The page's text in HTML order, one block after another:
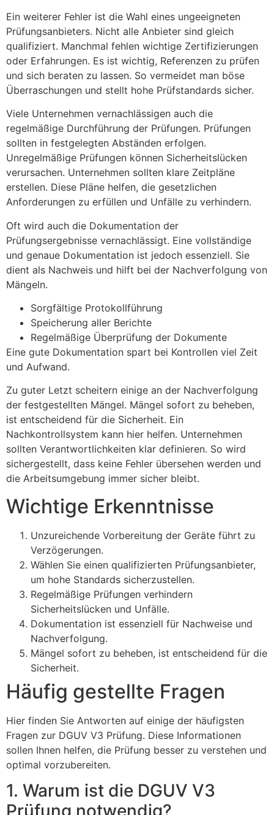
Ein weiterer Fehler ist die Wahl eines ungeeigneten
Prüfungsanbieters. Nicht alle Anbieter sind gleich
qualifiziert. Manchmal fehlen wichtige Zertifizierungen
oder Erfahrungen. Es ist wichtig, Referenzen zu prüfen
und sich beraten zu lassen. So vermeidet man böse
Überraschungen und stellt hohe Prüfstandards sicher.
Viele Unternehmen vernachlässigen auch die
regelmäßige Durchführung der Prüfungen. Prüfungen
sollten in festgelegten Abständen erfolgen.
Unregelmäßige Prüfungen können Sicherheitslücken
verursachen. Unternehmen sollten klare Zeitpläne
erstellen. Diese Pläne helfen, die gesetzlichen
Anforderungen zu erfüllen und Unfälle zu verhindern.
Oft wird auch die Dokumentation der
Prüfungsergebnisse vernachlässigt. Eine vollständige
und genaue Dokumentation ist jedoch essenziell. Sie
dient als Nachweis und hilft bei der Nachverfolgung von
Mängeln.
Sorgfältige Protokollführung
Speicherung aller Berichte
Regelmäßige Überprüfung der Dokumente
Eine gute Dokumentation spart bei Kontrollen viel Zeit
und Aufwand.
Zu guter Letzt scheitern einige an der Nachverfolgung
der festgestellten Mängel. Mängel sofort zu beheben,
ist entscheidend für die Sicherheit. Ein
Nachkontrollsystem kann hier helfen. Unternehmen
sollten Verantwortlichkeiten klar definieren. So wird
sichergestellt, dass keine Fehler übersehen werden und
die Arbeitsumgebung immer sicher bleibt.
Wichtige Erkenntnisse
Unzureichende Vorbereitung der Geräte führt zu
Verzögerungen.
Wählen Sie einen qualifizierten Prüfungsanbieter,
um hohe Standards sicherzustellen.
Regelmäßige Prüfungen verhindern
Sicherheitslücken und Unfälle.
Dokumentation ist essenziell für Nachweise und
Nachverfolgung.
Mängel sofort zu beheben, ist entscheidend für die
Sicherheit.
Häufig gestellte Fragen
Hier finden Sie Antworten auf einige der häufigsten
Fragen zur DGUV V3 Prüfung. Diese Informationen
sollen Ihnen helfen, die Prüfung besser zu verstehen und
optimal vorzubereiten.
1. Warum ist die DGUV V3
Prüfung notwendig?